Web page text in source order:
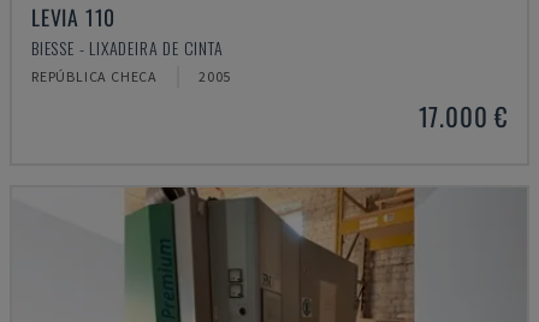
LEVIA 110
BIESSE - LIXADEIRA DE CINTA
REPÚBLICA CHECA 2005
17.000 €